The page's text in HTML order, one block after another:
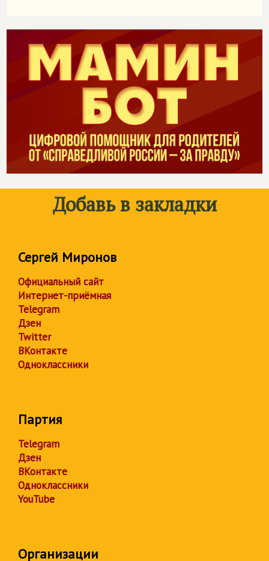
Добавь в закладки
Сергей Миронов
Официальный сайт
Интернет-приёмная
Telegram
Дзен
Twitter
ВКонтакте
Одноклассники
Партия
Telegram
Дзен
ВКонтакте
Одноклассники
YouTube
Организации